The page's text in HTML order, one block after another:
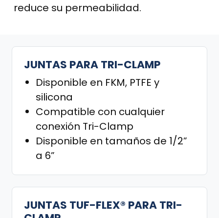
reduce su permeabilidad.
JUNTAS PARA TRI-CLAMP
Disponible en FKM, PTFE y
silicona
Compatible con cualquier
conexión Tri-Clamp
Disponible en tamaños de 1/2”
a 6”
JUNTAS TUF-FLEX® PARA TRI-